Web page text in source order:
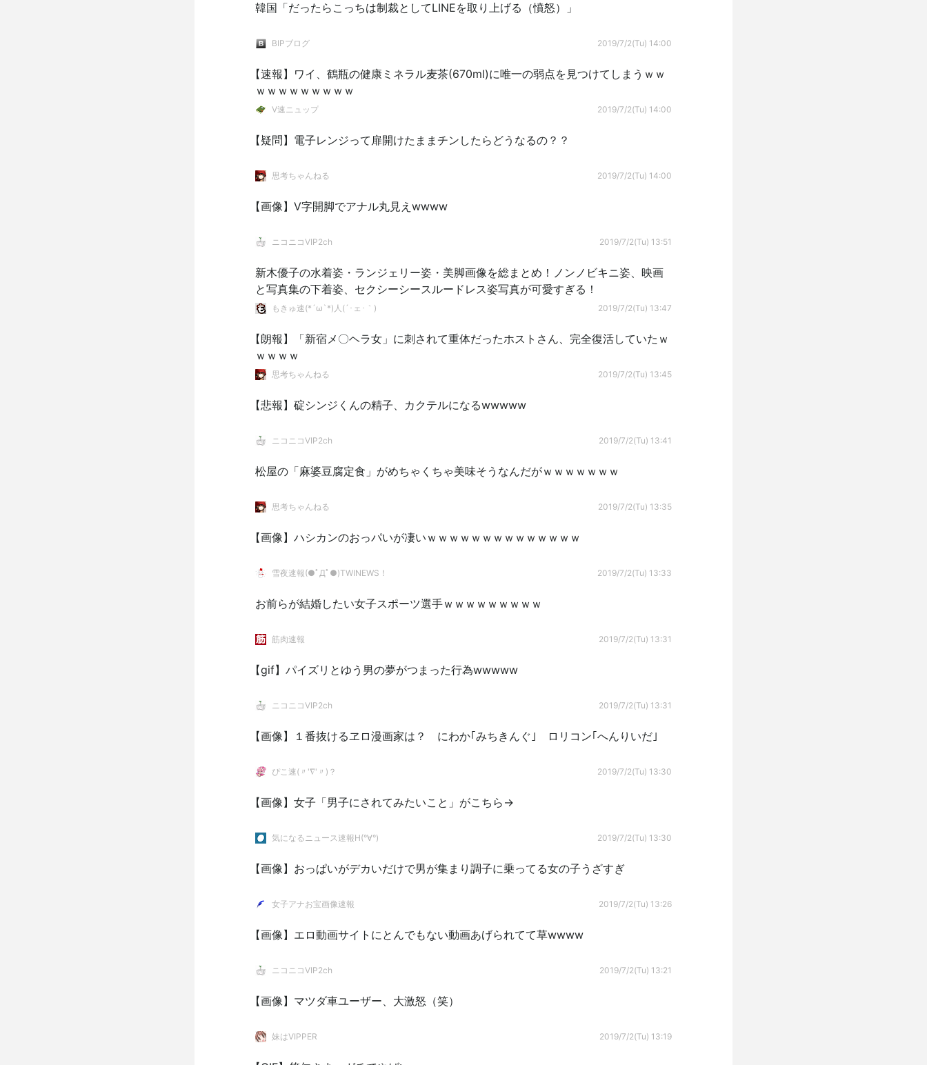
韓国「だったらこっちは制裁としてLINEを取り上げる（憤怒）」
BIPブログ 2019/7/2(Tu) 14:00
【速報】ワイ、鶴瓶の健康ミネラル麦茶(670ml)に唯一の弱点を見つけてしまうｗｗ
ｗｗｗｗｗｗｗｗｗ
V速ニュップ 2019/7/2(Tu) 14:00
【疑問】電子レンジって扉開けたままチンしたらどうなるの？？
思考ちゃんねる 2019/7/2(Tu) 14:00
【画像】V字開脚でアナル丸見えwwww
ニコニコVIP2ch 2019/7/2(Tu) 13:51
新木優子の水着姿・ランジェリー姿・美脚画像を総まとめ！ノンノビキニ姿、映画
と写真集の下着姿、セクシーシースルードレス姿写真が可愛すぎる！
もきゅ速(*´ω`*)人(´･ェ･｀) 2019/7/2(Tu) 13:47
【朗報】「新宿メ〇ヘラ女」に刺されて重体だったホストさん、完全復活していたｗ
ｗｗｗｗ
思考ちゃんねる 2019/7/2(Tu) 13:45
【悲報】碇シンジくんの精子、カクテルになるwwwww
ニコニコVIP2ch 2019/7/2(Tu) 13:41
松屋の「麻婆豆腐定食」がめちゃくちゃ美味そうなんだがｗｗｗｗｗｗｗ
思考ちゃんねる 2019/7/2(Tu) 13:35
【画像】ハシカンのおっパいが凄いｗｗｗｗｗｗｗｗｗｗｗｗｗｗ
雪夜速報(●ﾟДﾟ●)TWINEWS！ 2019/7/2(Tu) 13:33
お前らが結婚したい女子スポーツ選手ｗｗｗｗｗｗｗｗｗ
筋肉速報 2019/7/2(Tu) 13:31
【gif】パイズリとゆう男の夢がつまった行為wwwww
ニコニコVIP2ch 2019/7/2(Tu) 13:31
【画像】１番抜けるヱロ漫画家は？ にわか｢みちきんぐ｣ ロリコン｢へんりいだ｣
ぴこ速(〃'∇'〃)？ 2019/7/2(Tu) 13:30
【画像】女子「男子にされてみたいこと」がこちら→
気になるニュース速報H(°∀°) 2019/7/2(Tu) 13:30
【画像】おっぱいがデカいだけで男が集まり調子に乗ってる女の子うざすぎ
女子アナお宝画像速報 2019/7/2(Tu) 13:26
【画像】エロ動画サイトにとんでもない動画あげられてて草wwww
ニコニコVIP2ch 2019/7/2(Tu) 13:21
【画像】マツダ車ユーザー、大激怒（笑）
妹はVIPPER 2019/7/2(Tu) 13:19